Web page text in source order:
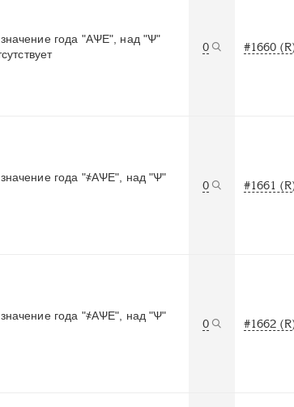
года "АѰЕ", над "Ѱ"
0 #1660
года "҂АѰЕ", над "Ѱ"
0 #1661
года "҂АѰЕ", над "Ѱ"
0 #1662